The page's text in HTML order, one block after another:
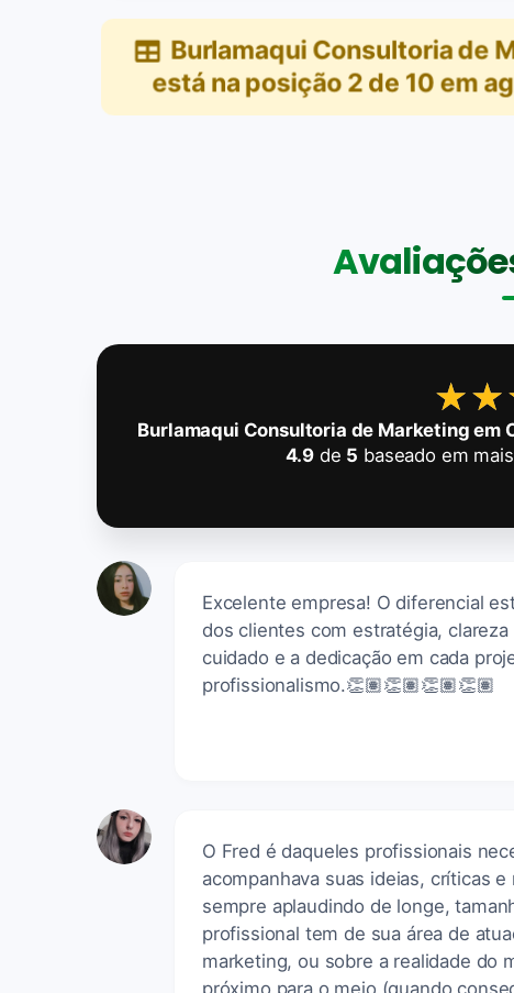
Burlamaqui Consultoria de
está na posição 2 de 10 em
Burlamaqui Consultoria de Marketing em
4.9 de 5 baseado em
Excelente empresa! O diferencial
dos clientes com estratégia,
cuidado e a dedicação em cada
profissionalismo.👏🏽👏🏽👏🏽👏🏽
O Fred é daqueles profissionais
acompanhava suas ideias, críticas
sempre aplaudindo de longe,
profissional tem de sua área de
marketing, ou sobre a realidade do